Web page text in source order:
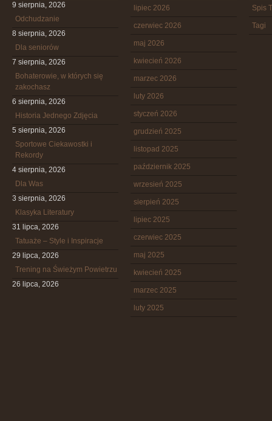
9 sierpnia, 2026
Odchudzanie
8 sierpnia, 2026
Dla seniorów
7 sierpnia, 2026
Bohaterowie, w których się
zakochasz
6 sierpnia, 2026
Historia Jednego Zdjęcia
5 sierpnia, 2026
Sportowe Ciekawostki i
Rekordy
4 sierpnia, 2026
Dla Was
3 sierpnia, 2026
Klasyka Literatury
31 lipca, 2026
Tatuaże – Style i Inspiracje
29 lipca, 2026
Trening na Świeżym Powietrzu
26 lipca, 2026
lipiec 2026
czerwiec 2026
maj 2026
kwiecień 2026
marzec 2026
luty 2026
styczeń 2026
grudzień 2025
listopad 2025
październik 2025
wrzesień 2025
sierpień 2025
lipiec 2025
czerwiec 2025
maj 2025
kwiecień 2025
marzec 2025
luty 2025
Spis
Tagi